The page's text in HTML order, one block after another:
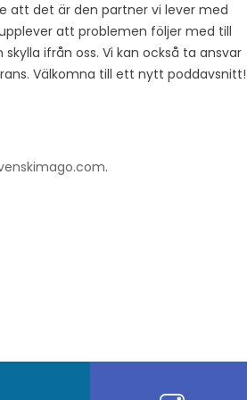
att det är den partner vi lever med
att problemen följer med till
ifrån oss. Vi kan också ta ansvar
Välkomna till ett nytt poddavsnitt!
.